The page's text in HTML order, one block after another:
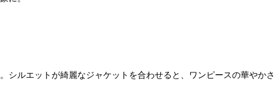
ルエットが綺麗なジャケットを合わせると、ワンピースの華やかさ